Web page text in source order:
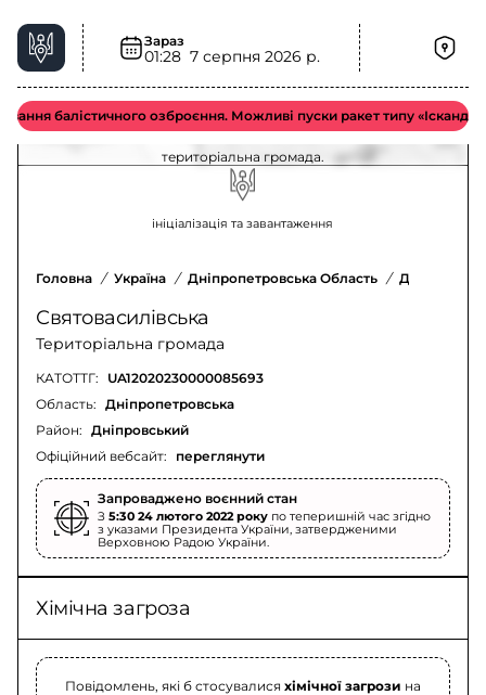
Зараз
01:28 7 серпня 2026 р.
балістичного озброєння. Можливі пуски ракет типу
Хімічна загроза у Святовасилівська
територіальна громада – актуальна ситуація
Оновлення щодо хімічної загрози у Святовасилівська
територіальна громада.
ініціалізація та завантаження
Головна / Україна / Дніпропетровська Область /
Святовасилівська
Територіальна громада
КАТОТТГ: UA12020230000085693
Офіційний вебсайт: переглянути
Область: Дніпропетровська
Район: Дніпровський
Запроваджено воєнний стан
З 5:30 24 лютого 2022 року по теперишній час згідно
з указами Президента України, затвердженими
Верховною Радою України.
Хімічна загроза
Повідомлень, які б стосувалися хімічної загрози на